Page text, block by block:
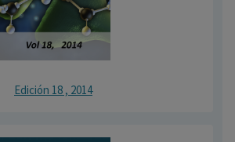
Edición 18 , 2014